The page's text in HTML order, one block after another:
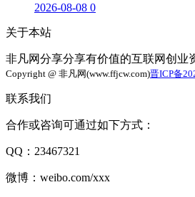
2026-08-08 0
关于本站
非凡网分享分享有价值的互联网创业
Copyright @ 非凡网(www.ffjcw.com)晋ICP备
联系我们
合作或咨询可通过如下方式：
QQ：23467321
微博：weibo.com/xxx